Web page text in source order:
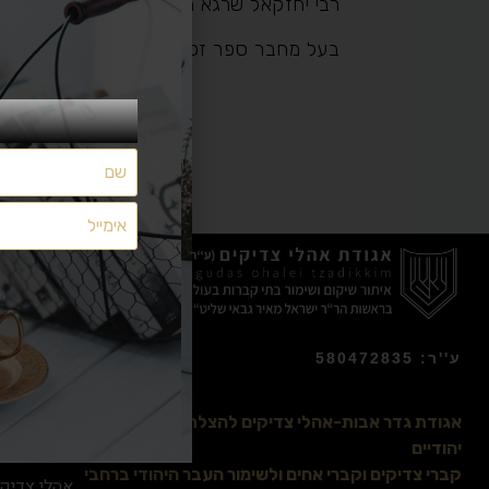
בעל מחבר ספר זכרון יחזקאל, נכד
ע''ר: 580472835
אגודת גדר אבות-אהלי צדיקים להצלת בתי קברות
יהודיים
קברי צדיקים וקברי אחים ולשימור העבר היהודי ברחבי
אודותינו
מצאתם משהו שלא מתפקד כמצופה? יש לכם הצעות ייעול?
הפניות נקראות ומועברות לטיפול
אך ללא מענה אישי
בטופס הבא: